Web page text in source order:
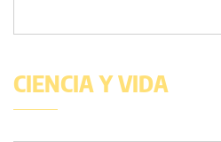
CIENCIA Y VIDA